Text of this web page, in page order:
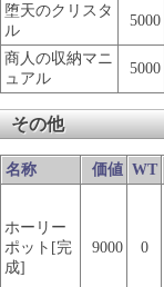
堕天のクリスタ
ル
5000
商人の収納マニ
ュアル
5000
その他
名称 価値 WT
ホーリー
ポット[完
成]
9000 0